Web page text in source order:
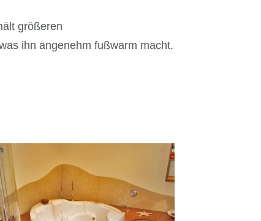
größeren
ihn angenehm fußwarm macht.